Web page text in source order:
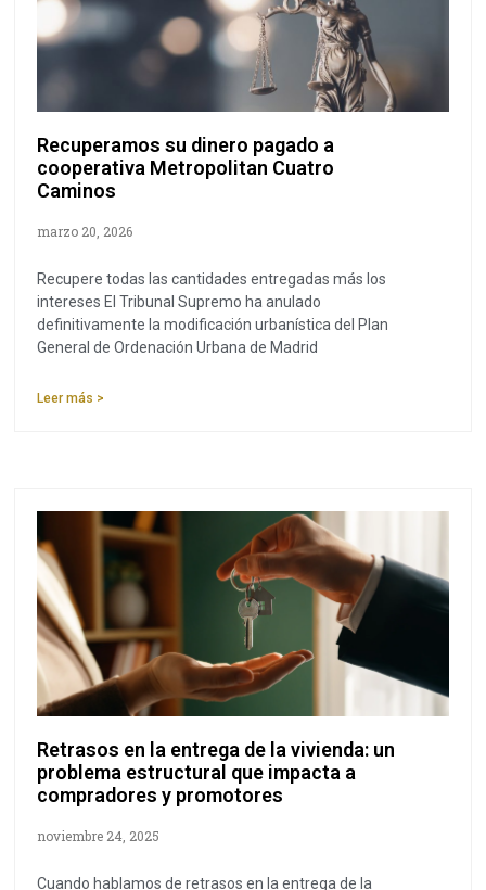
Recuperamos su dinero pagado a
cooperativa Metropolitan Cuatro
Caminos
marzo 20, 2026
Recupere todas las cantidades entregadas más los
intereses El Tribunal Supremo ha anulado
definitivamente la modificación urbanística del Plan
General de Ordenación Urbana de Madrid
Leer más >
Retrasos en la entrega de la vivienda: un
problema estructural que impacta a
compradores y promotores
noviembre 24, 2025
Cuando hablamos de retrasos en la entrega de la